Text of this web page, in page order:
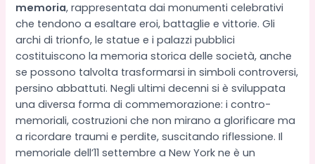
memoria, rappresentata dai monumenti celebrativi
che tendono a esaltare eroi, battaglie e vittorie. Gli
archi di trionfo, le statue e i palazzi pubblici
costituiscono la memoria storica delle società, anche
se possono talvolta trasformarsi in simboli controversi,
persino abbattuti. Negli ultimi decenni si è sviluppata
una diversa forma di commemorazione: i contro-
memoriali, costruzioni che non mirano a glorificare ma
a ricordare traumi e perdite, suscitando riflessione. Il
memoriale dell’11 settembre a New York ne è un